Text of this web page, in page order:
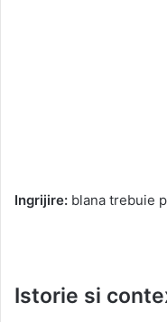
Ingrijire: blana trebuie
Istorie si